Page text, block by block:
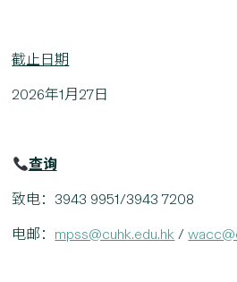
截止日期
2026年1月27日
查询
致电：3943 9951/3943 7208
电邮： mpss@cuhk.edu.hk /